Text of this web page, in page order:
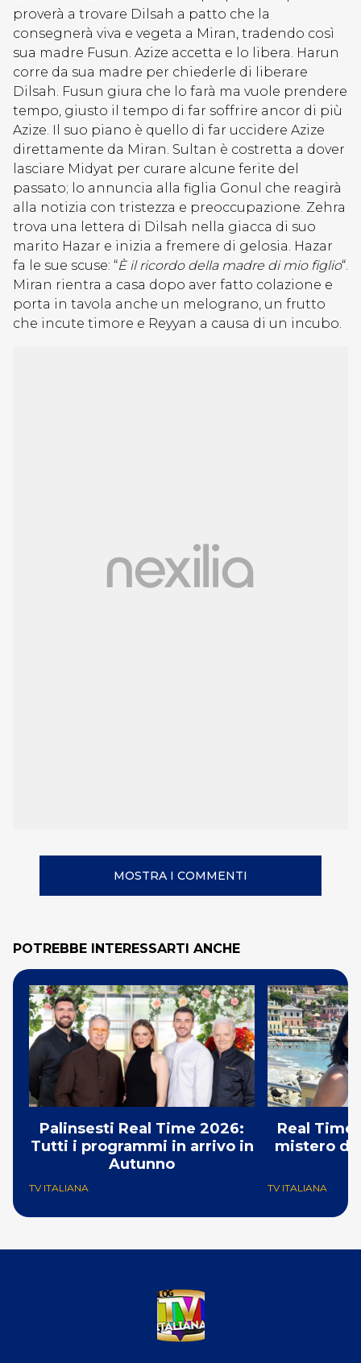
proverà a trovare Dilsah a patto che la
consegnerà viva e vegeta a Miran, tradendo così
sua madre Fusun. Azize accetta e lo libera. Harun
corre da sua madre per chiederle di liberare
Dilsah. Fusun giura che lo farà ma vuole prendere
tempo, giusto il tempo di far soffrire ancor di più
Azize. Il suo piano è quello di far uccidere Azize
direttamente da Miran. Sultan è costretta a dover
lasciare Midyat per curare alcune ferite del
passato; lo annuncia alla figlia Gonul che reagirà
alla notizia con tristezza e preoccupazione. Zehra
trova una lettera di Dilsah nella giacca di suo
marito Hazar e inizia a fremere di gelosia. Hazar
fa le sue scuse: “È il ricordo della madre di mio figlio“.
Miran rientra a casa dopo aver fatto colazione e
porta in tavola anche un melograno, un frutto
che incute timore e Reyyan a causa di un incubo.
MOSTRA I COMMENTI
POTREBBE INTERESSARTI ANCHE
Palinsesti Real Time 2026:
Tutti i programmi in arrivo in
Autunno
TV ITALIANA
Real
mistero
TV ITALIANA